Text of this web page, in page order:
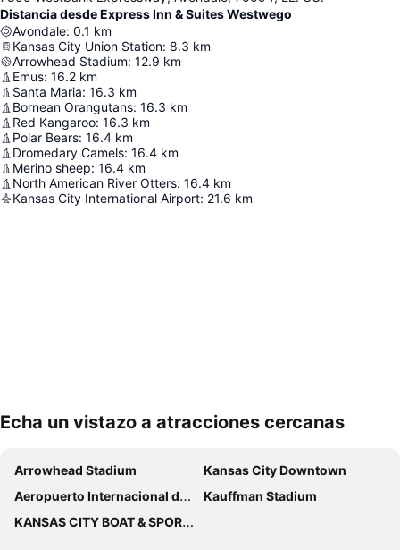
Distancia desde Express Inn & Suites Westwego
Avondale: 0.1 km
Kansas City Union Station: 8.3 km
Arrowhead Stadium: 12.9 km
Emus: 16.2 km
Santa Maria: 16.3 km
Bornean Orangutans: 16.3 km
Red Kangaroo: 16.3 km
Polar Bears: 16.4 km
Dromedary Camels: 16.4 km
Merino sheep: 16.4 km
North American River Otters: 16.4 km
Kansas City International Airport: 21.6 km
Echa un vistazo a atracciones cercanas
Arrowhead Stadium
Kansas City Downtown
Aeropuerto Internacional de Kansas City
Kauffman Stadium
KANSAS CITY BOAT & SPORTSHOW